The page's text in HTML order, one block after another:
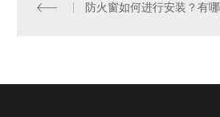
防火窗如何进行安装？有